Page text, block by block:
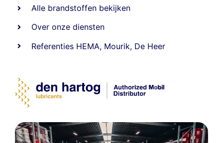
Alle brandstoffen bekijken
Over onze diensten
Referenties HEMA, Mourik, De Heer